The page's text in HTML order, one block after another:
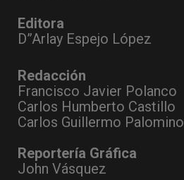
Editora
D”Arlay Espejo López
Redacción
Francisco Javier Polanco
Carlos Humberto Castillo
Carlos Guillermo Palomino
Reportería Gráfica
John Vásquez